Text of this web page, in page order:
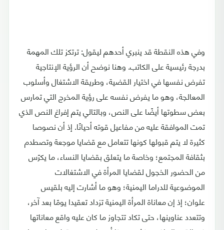
وفي هذه النقطة قد ينبري أحدهم ليقول: ترتكز تلك المهمة
بدرجة رئيسية على الكاتب. وهنا نوضح أن الرؤية الإنتاجية
تفرض نفسها في اختيار القضية، وطريقة الاشتغال وأسلوب
المعالجة، وهو ما يفرض نفسه على رؤية المخرج التي تمارس
بعض سطوتها أيضًا على النص، وبالتالي يتم إفراغ النص الذي
تمت الموافقة عليه من مفاعيل قوته أحيانًا. إذ أن نصوصا
كثيرة لا يتم قبولها كونها تتعامل مع قضايا موجعة وتصطدم
بثقافة المجتمع؛ وخاصة ما يتعلق بقضايا النساء، ما يكرّس
من الحضور الخجول لقضايا المرأة في الاشتغالات
الموضوعية للدراما اليمنية؛ وهو ما أشارت إليه بلقيس
علوان؛ إذ إن معاناة المرأة اليمنية تزداد تعقيدا يومًا بعد آخر،
وتتعدد عناوينها، حتى تكاد تتجاوز ما كان عليه واقع معاناتها